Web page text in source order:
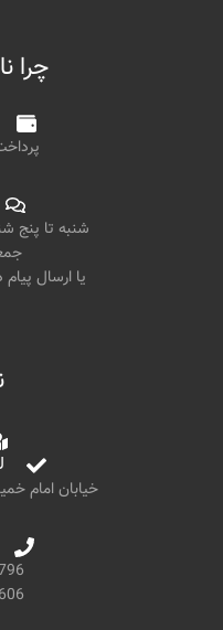
چرا
شنبه تا پنج شنبه: ۱۰ تا ۱۳ و
جمعه:
یا ارسال
خیابان امام